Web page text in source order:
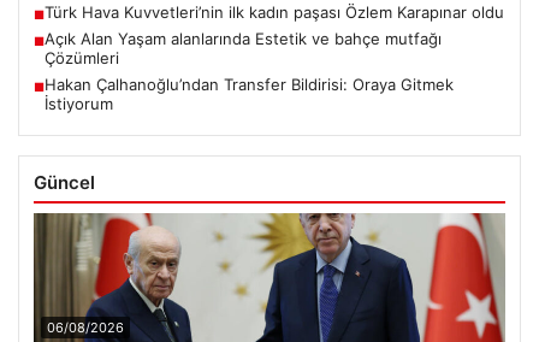
■Türk Hava Kuvvetleri’nin ilk kadın paşası Özlem Karapınar oldu
■Açık Alan Yaşam alanlarında Estetik ve bahçe mutfağı
Çözümleri
■Hakan Çalhanoğlu’ndan Transfer Bildirisi: Oraya Gitmek
İstiyorum
Güncel
06/08/2026